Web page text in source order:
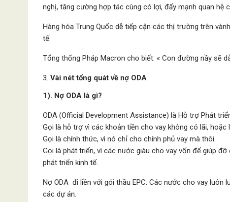
nghị, tăng cường hợp tác cùng có lợi, đẩy mạnh quan hệ
Hàng hóa Trung Quốc dễ tiếp cận các thị trường trên
tế.
Tổng thống Pháp Macron cho biết: « Con đường nầy sẽ
Vài nét tổng quát về nợ ODA
1). Nợ ODA là gì?
ODA (Official Development Assistance) là Hỗ trợ Phát
Gọi là hỗ trợ vì các khoản tiền cho vay không có lãi,
Gọi là chính thức, vì nó chỉ cho chính phủ vay mà thôi.
Gọi là phát triển, vì các nước giàu cho vay vốn để giúp
phát triển kinh tế.
Nợ ODA đi liền với gói thầu EPC. Các nước cho vay
các dự án.